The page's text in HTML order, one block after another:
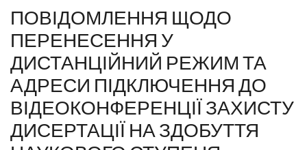
ПОВІДОМЛЕННЯ ЩОДО
ПЕРЕНЕСЕННЯ У
ДИСТАНЦІЙНИЙ РЕЖИМ ТА
АДРЕСИ ПІДКЛЮЧЕННЯ ДО
ВІДЕОКОНФЕРЕНЦІЇ ЗАХИСТУ
ДИСЕРТАЦІЇ НА ЗДОБУТТЯ